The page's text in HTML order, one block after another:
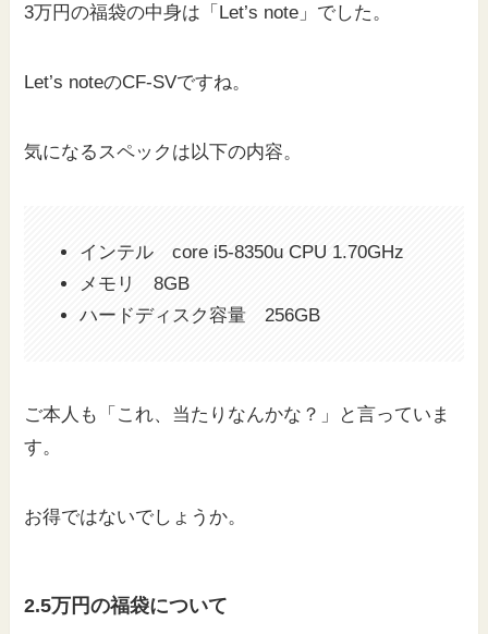
3万円の福袋の中身は「Let’s note」でした。
Let’s noteのCF-SVですね。
気になるスペックは以下の内容。
インテル core i5-8350u CPU 1.70GHz
メモリ 8GB
ハードディスク容量 256GB
ご本人も「これ、当たりなんかな？」と言っていま
す。
お得ではないでしょうか。
2.5万円の福袋について